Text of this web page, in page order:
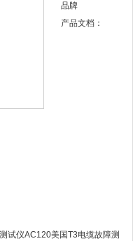
品牌
产品文档：
试仪AC120美国T3电缆故障测